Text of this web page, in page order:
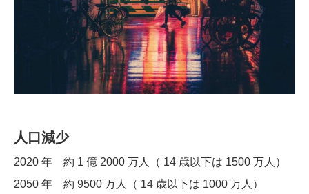
人口減少
2020 年 約 1 億 2000 万人（ 14 歳以下は 1500 万人）
2050 年 約 9500 万人（ 14 歳以下は 1000 万人）